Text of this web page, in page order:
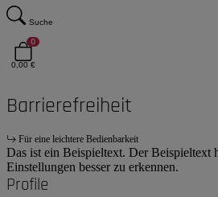
Suche
0
0,00 €
Barrierefreiheit
Für eine leichtere Bedienbarkeit
Das ist ein Beispieltext. Der Beispieltext
Einstellungen besser zu erkennen.
Profile